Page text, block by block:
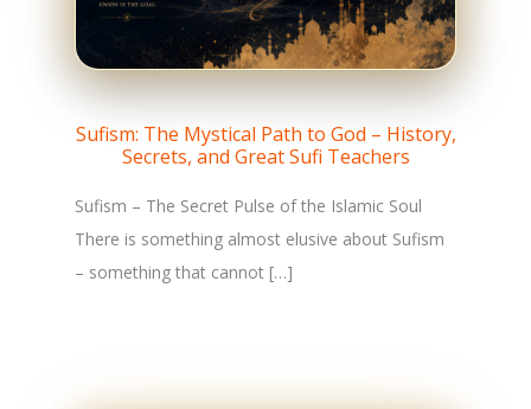
Sufism: The Mystical Path to God – History,
Secrets, and Great Sufi Teachers
Sufism – The Secret Pulse of the Islamic Soul
There is something almost elusive about Sufism
– something that cannot […]